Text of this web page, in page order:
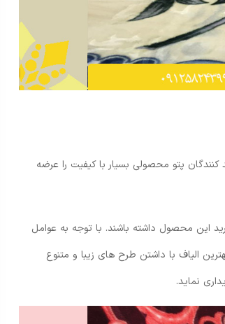
کنندگان پتو محصولی بسیار با کیفیت را عرضه
این محصول داشته باشند. با توجه به عوامل
الیاف با داشتن طرح های زیبا و متنوع
نماید.